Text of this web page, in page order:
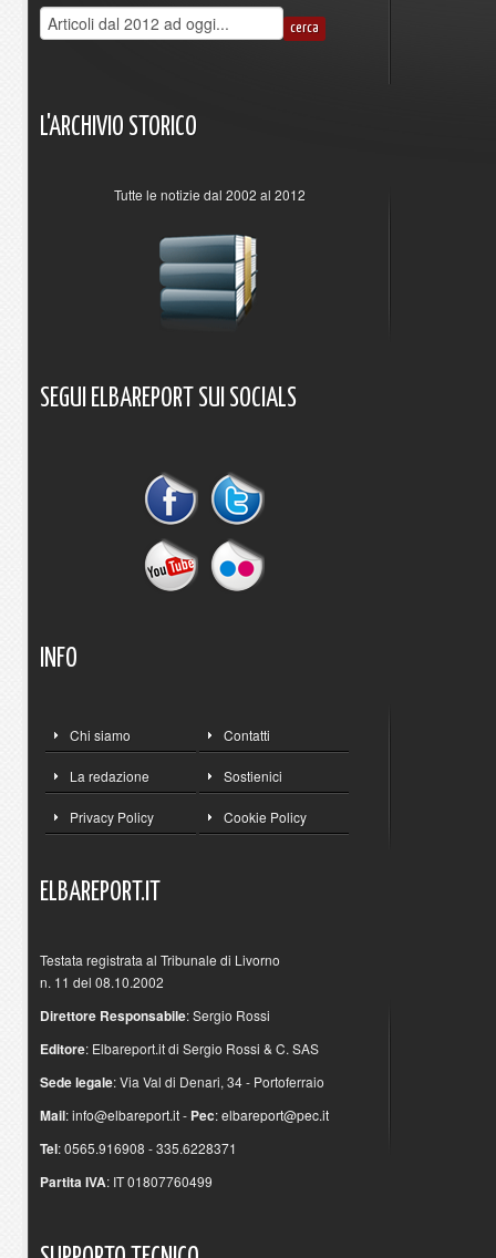
L'ARCHIVIO STORICO
Tutte le notizie dal 2002 al 2012
SEGUI ELBAREPORT SUI SOCIALS
INFO
Chi siamo Contatti
La redazione Sostienici
Privacy Policy Cookie Policy
ELBAREPORT.IT
Testata registrata al Tribunale di Livorno
n. 11 del 08.10.2002
Direttore Responsabile: Sergio Rossi
Editore: Elbareport.it di Sergio Rossi & C. SAS
Sede legale: Via Val di Denari, 34 - Portoferraio
Mail:info@elbareport.it- Pec:elbareport@pec.it
Tel: 0565.916908 - 335.6228371
Partita IVA: IT 01807760499